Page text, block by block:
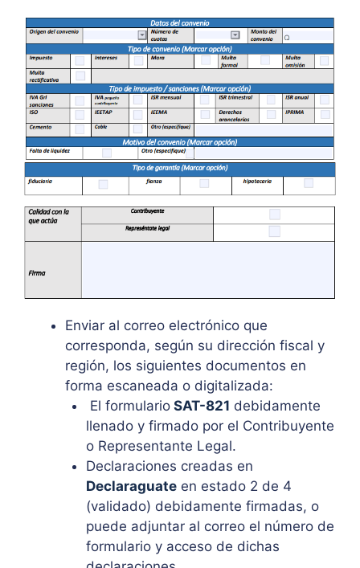
Enviar al correo electrónico que
corresponda, según su dirección fiscal y
región, los siguientes documentos en
forma escaneada o digitalizada:
El formularioSAT-821 debidamente
llenado y firmado por el Contribuyente
o Representante Legal.
Declaraciones creadas en
Declaraguateen estado 2 de 4
(validado) debidamente firmadas, o
puede adjuntar al correo el número de
formulario y acceso de dichas